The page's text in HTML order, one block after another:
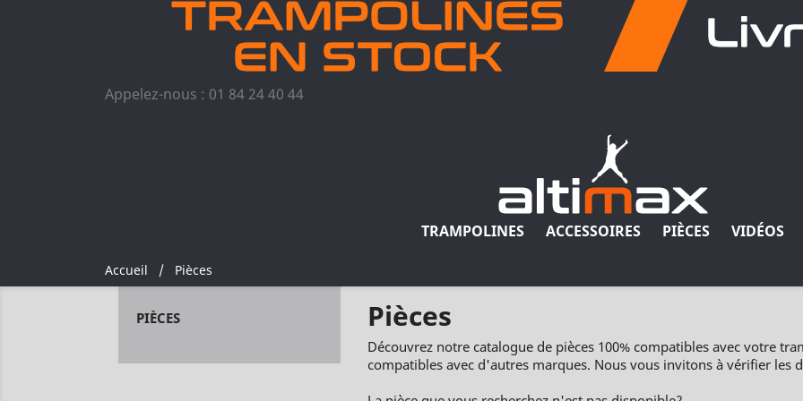
Appelez-nous : 01 84 24 40 44
TRAMPOLINES ACCESSOIRES PIÈCES VIDÉOS
Accueil Pièces
PIÈCES Pièces
Découvrez notre catalogue de pièces 100% compatibles avec votre
compatibles avec d'autres marques. Nous vous invitons à vérifier les